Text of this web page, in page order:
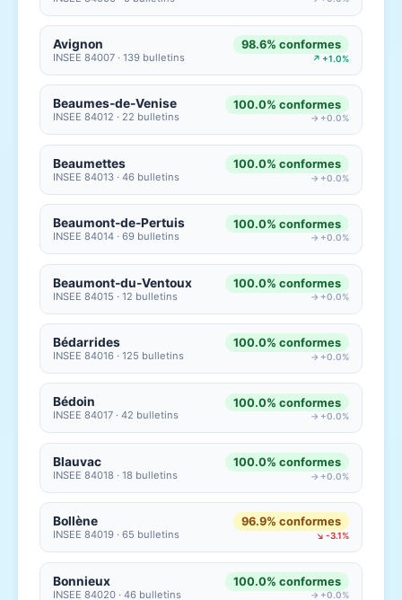
Avignon
INSEE 84007 · 139 bulletins
98.6% conformes
↗ +1.0%
Beaumes-de-Venise
INSEE 84012 · 22 bulletins
100.0% conformes
→ +0.0%
Beaumettes
INSEE 84013 · 46 bulletins
100.0% conformes
→ +0.0%
Beaumont-de-Pertuis
INSEE 84014 · 69 bulletins
100.0% conformes
→ +0.0%
Beaumont-du-Ventoux
INSEE 84015 · 12 bulletins
100.0% conformes
→ +0.0%
Bédarrides
INSEE 84016 · 125 bulletins
100.0% conformes
→ +0.0%
Bédoin
INSEE 84017 · 42 bulletins
100.0% conformes
→ +0.0%
Blauvac
INSEE 84018 · 18 bulletins
100.0% conformes
→ +0.0%
Bollène
INSEE 84019 · 65 bulletins
96.9% conformes
↘ -3.1%
Bonnieux
INSEE 84020 · 46 bulletins
100.0% conformes
→ +0.0%